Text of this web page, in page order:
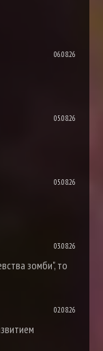
06.08.26
05.08.26
05.08.26
03.08.26
зомби", то
02.08.26